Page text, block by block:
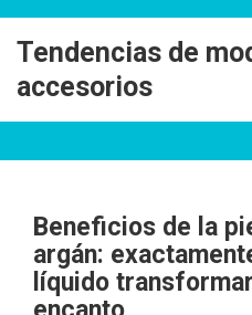
content
Tendencias de
accesorios
Beneficios de la
argán:
líquido